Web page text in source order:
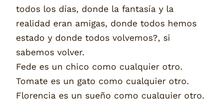
todos los días, donde la fantasía y la
realidad eran amigas, donde todos hemos
estado y donde todos volvemos?, si
sabemos volver.
Fede es un chico como cualquier otro.
Tomate es un gato como cualquier otro.
Florencia es un sueño como cualquier otro.